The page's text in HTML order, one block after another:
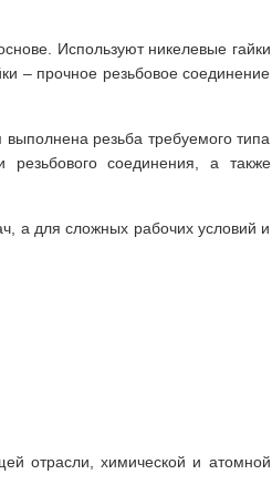
Используют никелевые гайки
– прочное резьбовое соединение
резьба требуемого типа
резьбового соединения, а также
а для сложных рабочих условий и
отрасли, химической и атомной